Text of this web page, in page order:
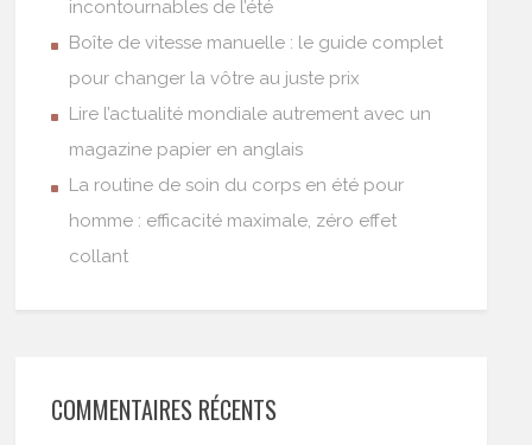
incontournables de l’été
Boîte de vitesse manuelle : le guide complet
pour changer la vôtre au juste prix
Lire l’actualité mondiale autrement avec un
magazine papier en anglais
La routine de soin du corps en été pour
homme : efficacité maximale, zéro effet
collant
COMMENTAIRES RÉCENTS